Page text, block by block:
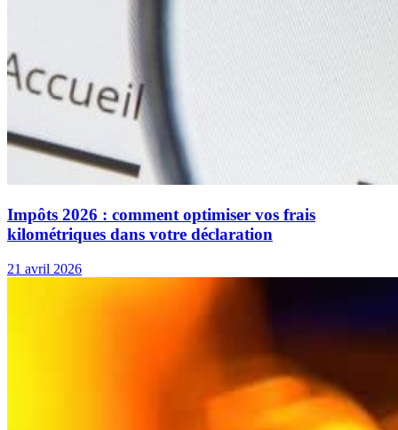
Impôts 2026 : comment optimiser vos frais
kilométriques dans votre déclaration
21 avril 2026